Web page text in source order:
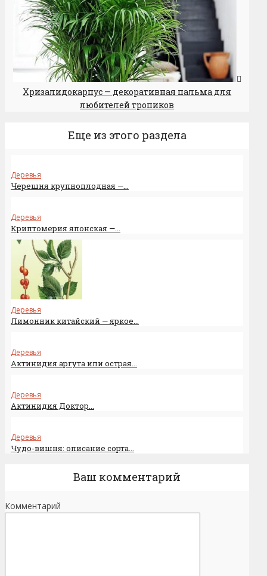
Хризалидокарпус — декоративная пальма для
любителей тропиков
Еще из этого раздела
Деревья
Черешня крупноплодная —...
Деревья
Криптомерия японская —...
Деревья
Лимонник китайский — яркое...
Деревья
Актинидия аргута или острая...
Деревья
Актинидия Доктор...
Деревья
Чудо-вишня: описание сорта...
Ваш комментарий
Комментарий